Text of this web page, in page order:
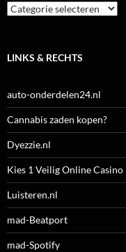
Categorieën
LINKS & RECHTS
auto-onderdelen24.nl
Cannabis zaden kopen?
Dyezzie.nl
Kies 1 Veilig Online Casino
Luisteren.nl
mad-Beatport
mad-Spotify